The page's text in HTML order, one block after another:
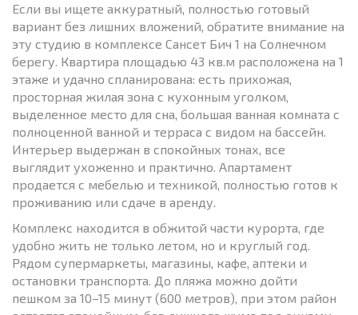
Если вы ищете аккуратный, полностью готовый
вариант без лишних вложений, обратите внимание на
эту студию в комплексе Сансет Бич 1 на Солнечном
берегу. Квартира площадью 43 кв.м расположена на 1
этаже и удачно спланирована: есть прихожая,
просторная жилая зона с кухонным уголком,
выделенное место для сна, большая ванная комната с
полноценной ванной и терраса с видом на бассейн.
Интерьер выдержан в спокойных тонах, все
выглядит ухоженно и практично. Апартамент
продается с мебелью и техникой, полностью готов к
проживанию или сдаче в аренду.
Комплекс находится в обжитой части курорта, где
удобно жить не только летом, но и круглый год.
Рядом супермаркеты, магазины, кафе, аптеки и
остановки транспорта. До пляжа можно дойти
пешком за 10–15 минут (600 метров), при этом район